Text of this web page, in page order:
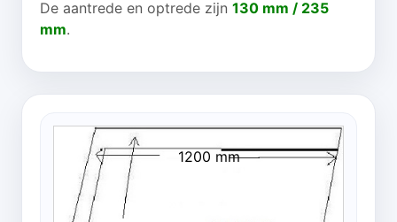
De aantrede en optrede zijn 130 mm / 235
mm.
1200 mm